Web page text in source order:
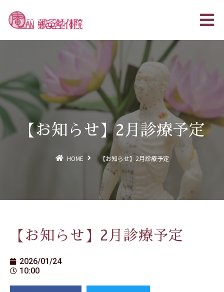
【お知らせ】2月診療予定
HOME 【お知らせ】2月診療予定
【お知らせ】2月診療予定
2026/01/24
10:00